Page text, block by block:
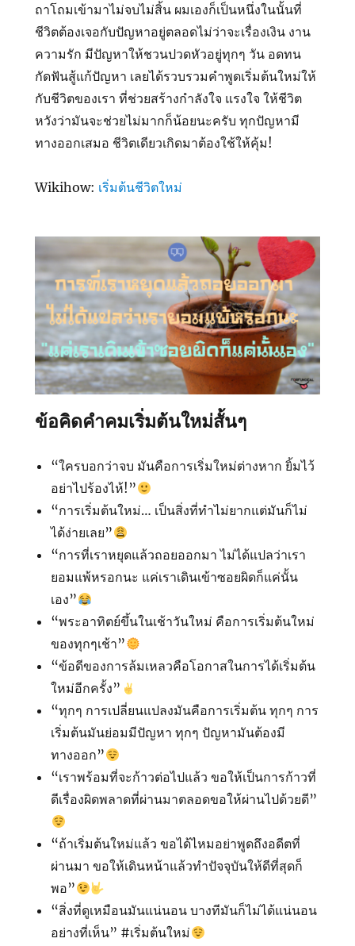
ถาโถมเข้ามาไม่จบไม่สิ้น ผมเองก็เป็นหนึ่งในนั้นที่
ชีวิตต้องเจอกับปัญหาอยู่ตลอดไม่ว่าจะเรื่องเงิน งาน
ความรัก มีปัญหาให้ชวนปวดหัวอยู่ทุกๆ วัน อดทน
กัดฟันสู้แก้ปัญหา เลยได้รวบรวมคำพูดเริ่มต้นใหม่ให้
กับชีวิตของเรา ที่ช่วยสร้างกำลังใจ แรงใจ ให้ชีวิต
หวังว่ามันจะช่วยไม่มากก็น้อยนะครับ ทุกปัญหามี
ทางออกเสมอ ชีวิตเดียวเกิดมาต้องใช้ให้คุ้ม!
Wikihow: เริ่มต้นชีวิตใหม่
ข้อคิดคำคมเริ่มต้นใหม่สั้นๆ
“ใครบอกว่าจบ มันคือการเริ่มใหม่ต่างหาก ยิ้มไว้
อย่าไปร้องไห้!”
“การเริ่มต้นใหม่… เป็นสิ่งที่ทำไม่ยากแต่มันก็ไม่
ได้ง่ายเลย”
“การที่เราหยุดแล้วถอยออกมา​ ไม่ได้แปลว่าเรา
ยอมแพ้หรอกนะ แค่เราเดินเข้าซอยผิดก็แค่นั้น
เอง”
“พระอาทิตย์ขึ้นในเช้าวันใหม่ คือการเริ่มต้นใหม่
ของทุกๆเช้า”
“ข้อดีของการล้มเหลวคือโอกาสในการได้เริ่มต้น
ใหม่อีกครั้ง”
“ทุกๆ การเปลี่ยนแปลงมันคือการเริ่มต้น ทุกๆ การ
เริ่มต้นมันย่อมมีปัญหา ทุกๆ ปัญหามันต้องมี
ทางออก”
“เราพร้อมที่จะก้าวต่อไปแล้ว​ ขอให้เป็นการก้าวที่
ดีเรื่องผิดพลาดที่ผ่านมาตลอดขอให้ผ่านไปด้วยดี”
“ถ้าเริ่มต้นใหม่แล้ว ขอได้ไหมอย่าพูดถึงอดีตที่
ผ่านมา ขอให้เดินหน้าแล้วทำปัจจุบันให้ดีที่สุดก็
พอ”
“สิ่งที่ดูเหมือนมันแน่นอน บางทีมันก็ไม่ได้แน่นอน
อย่างที่เห็น” #เริ่มต้นใหม่